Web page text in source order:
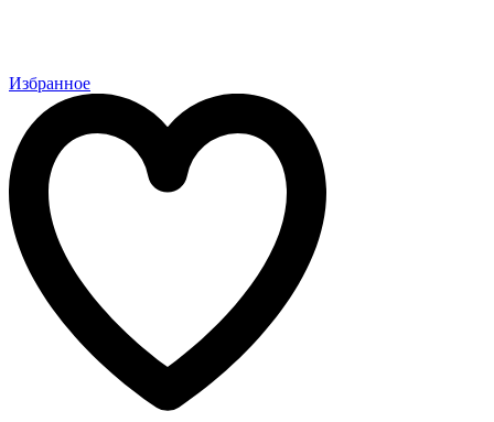
Избранное